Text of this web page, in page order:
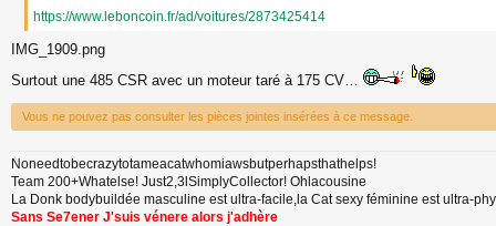
https://www.leboncoin.fr/ad/voitures/2873425414
IMG_1909.png
Surtout une 485 CSR avec un moteur taré à 175 CV…
Vous ne pouvez pas consulter les pièces jointes insérées à ce message.
Noneedtobecrazytotameacatwhomiawsbutperhapsthathelps!
Team 200+Whatelse! Just2,3lSimplyCollector! Ohlacousine
La Donk bodybuildée masculine est ultra-facile,la Cat sexy féminine est ultra-
Sans Se7ener J'suis vénere alors j'adhère